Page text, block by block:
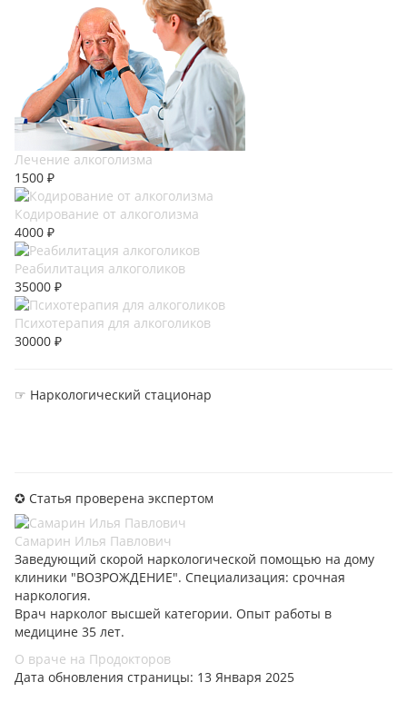
Лечение алкоголизма
1500 ₽
Кодирование от алкоголизма
4000 ₽
Реабилитация алкоголиков
35000 ₽
Психотерапия для алкоголиков
30000 ₽
☞ Наркологический стационар
✪ Статья проверена экспертом
Самарин Илья Павлович
Заведующий скорой наркологической помощью на дому
клиники "ВОЗРОЖДЕНИЕ". Специализация: срочная
наркология.
Врач нарколог высшей категории. Опыт работы в
медицине 35 лет.
О враче на Продокторов
Дата обновления страницы: 13 Января 2025